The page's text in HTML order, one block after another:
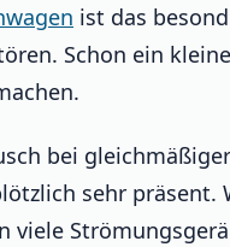
ist das
Schon ein
bei
sehr
viele